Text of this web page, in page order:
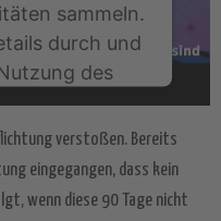
sammeln.
durch und
des
Video
verstoßen. Bereits
eingegangen, dass kein
wenn diese 90 Tage nicht